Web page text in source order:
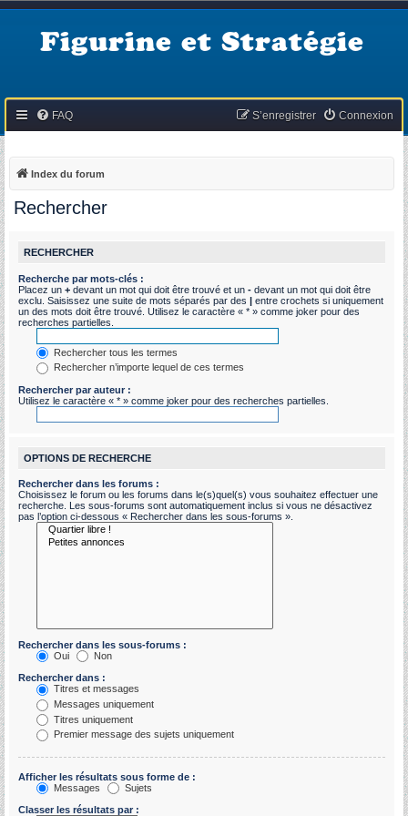
Figurine et Stratégie
FAQ Connexion
S’enregistrer
Index du forum
Rechercher
RECHERCHER
Recherche par mots-clés :
Placez un + devant un mot qui doit être trouvé et un - devant un mot qui doit être
exclu. Saisissez une suite de mots séparés par des | entre crochets si uniquement
un des mots doit être trouvé. Utilisez le caractère « * » comme joker pour des
recherches partielles.
Rechercher tous les termes
Rechercher n’importe lequel de ces termes
Rechercher par auteur :
Utilisez le caractère « * » comme joker pour des recherches partielles.
OPTIONS DE RECHERCHE
Rechercher dans les forums :
Choisissez le forum ou les forums dans le(s)quel(s) vous souhaitez effectuer une
recherche. Les sous-forums sont automatiquement inclus si vous ne désactivez
pas l’option ci-dessous « Rechercher dans les sous-forums ».
Rechercher dans les sous-forums :
Oui
Non
Rechercher dans :
Titres et messages
Messages uniquement
Titres uniquement
Premier message des sujets uniquement
Afficher les résultats sous forme de :
Messages
Sujets
Classer les résultats par :